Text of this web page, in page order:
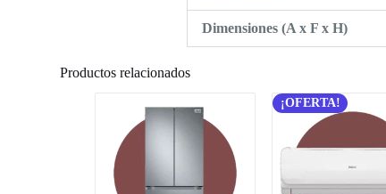
Dimensiones (A x F x H)
Productos relacionados
¡OFERTA!